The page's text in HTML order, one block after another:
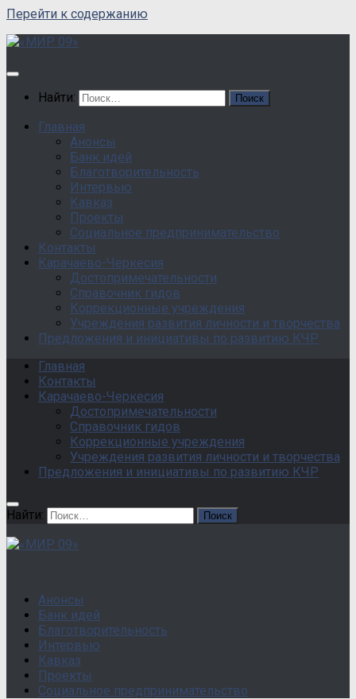
Перейти к содержанию
Найти:
Главная
Анонсы
Банк идей
Благотворительность
Интервью
Кавказ
Проекты
Социальное предпринимательство
Контакты
Карачаево-Черкесия
Достопримечательности
Справочник гидов
Коррекционные учреждения
Учреждения развития личности и творчества
Предложения и инициативы по развитию КЧР
Главная
Контакты
Карачаево-Черкесия
Достопримечательности
Справочник гидов
Коррекционные учреждения
Учреждения развития личности и творчества
Предложения и инициативы по развитию КЧР
Найти:
Анонсы
Банк идей
Благотворительность
Интервью
Кавказ
Проекты
Социальное предпринимательство